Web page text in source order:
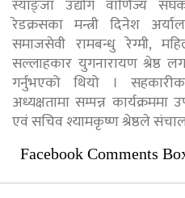
स्याङ्जा उद्योग वाणिज्य
रेडक्रसका मन्त्री दिनेश
समाजसेवी रामबन्धु रेग्मी,
सल्लाहकार युगनारायण श्रेष्ठ
गर्नुभएको थियो ।
अध्यक्षतामा सम्पन्न कार्यक्रममा
एवं सचिव श्यामकृष्ण श्रेष्ठले
Facebook Comments